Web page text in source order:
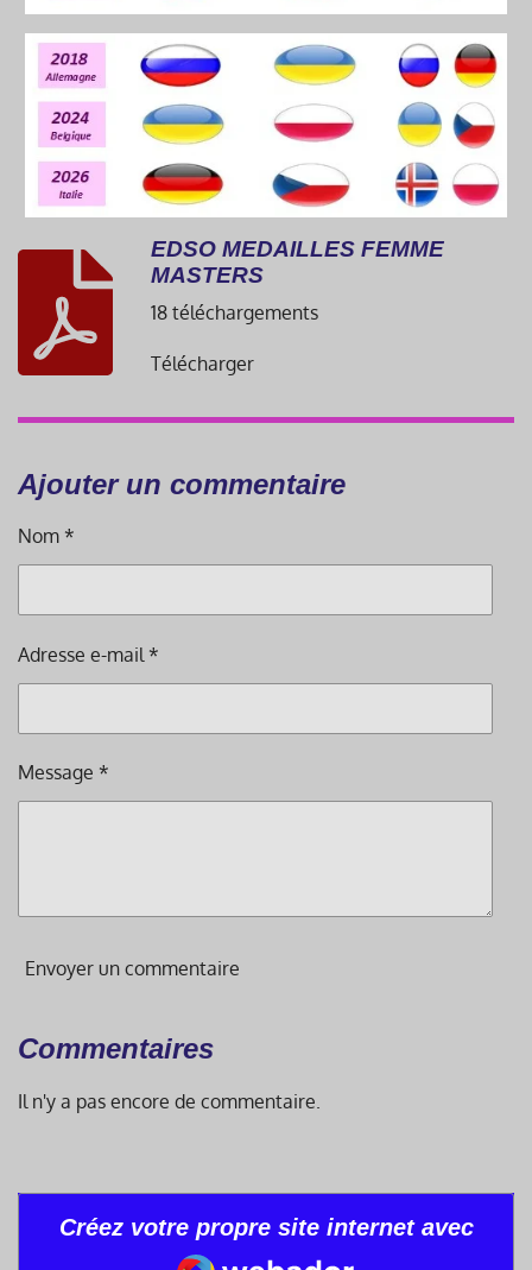
EDSO MEDAILLES FEMME
MASTERS
18 téléchargements
Télécharger
Ajouter un commentaire
Nom *
Adresse e-mail *
Message *
Envoyer un commentaire
Commentaires
Il n'y a pas encore de commentaire.
Créez votre propre site internet avec
Webador